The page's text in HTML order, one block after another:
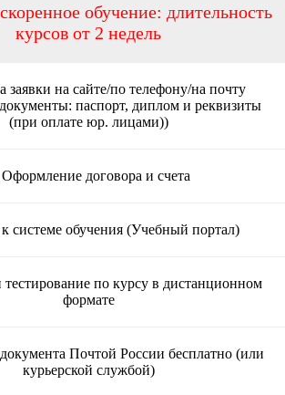
обучение: длительность
курсов от 2 недель
заявки на сайте/по телефону/на почту
паспорт, диплом и реквизиты
(при оплате юр. лицами))
Оформление договора и счета
системе обучения (Учебный портал)
по курсу в дистанционном
формате
Почтой России бесплатно (или
курьерской службой)